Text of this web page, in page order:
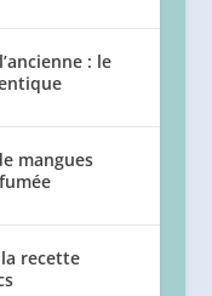
: le
mangues
recette